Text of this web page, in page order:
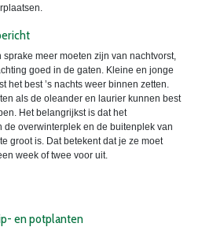
meer moeten zijn van nachtvorst,
goed in de gaten. Kleine en jonge
het best ’s nachts weer binnen zetten.
als de oleander en laurier kunnen best
Het belangrijkst is dat het
de overwinterplek en de buitenplek van
groot is. Dat betekent dat je ze moet
week of twee voor uit.
en potplanten